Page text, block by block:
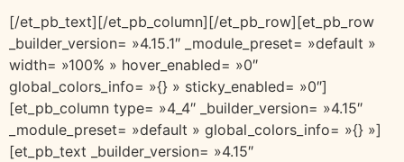
[/et_pb_text][/et_pb_column][/et_pb_row][et_pb_row
_builder_version= »4.15.1″ _module_preset= »default »
width= »100% » hover_enabled= »0″
global_colors_info= »{} » sticky_enabled= »0″]
[et_pb_column type= »4_4″ _builder_version= »4.15″
_module_preset= »default » global_colors_info= »{} »]
[et_pb_text _builder_version= »4.15″